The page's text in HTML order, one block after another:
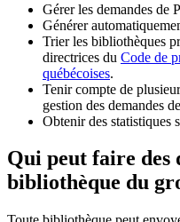
Gérer les demandes de
Générer
Trier les bibliothèques
directrices du Code de
québécoises.
Tenir compte de
gestion des demandes
Obtenir des statistiques
Qui peut faire des
bibliothèque du